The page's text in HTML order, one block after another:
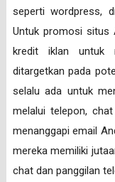
seperti wordpress,
Untuk promosi situs
kredit iklan untuk
ditargetkan pada
selalu ada untuk
melalui telepon,
menanggapi email
mereka memiliki
chat dan panggilan